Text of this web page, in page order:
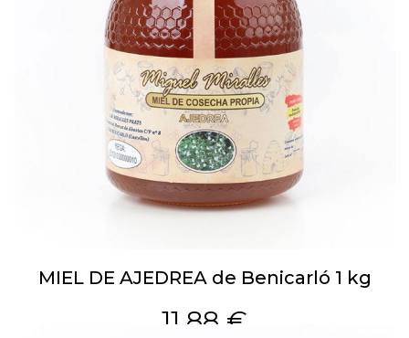
MIEL DE AJEDREA de Benicarló 1 kg
11,88 €